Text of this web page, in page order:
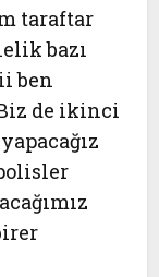
taraftar
bazı
ben
de ikinci